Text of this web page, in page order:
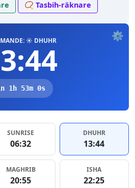
📿 Tasbih-räknare
⚙️
☀️ DHUHR
1h 53m 0s
SUNRISE
06:32
DHUHR
13:44
MAGHRIB
20:55
ISHA
22:25